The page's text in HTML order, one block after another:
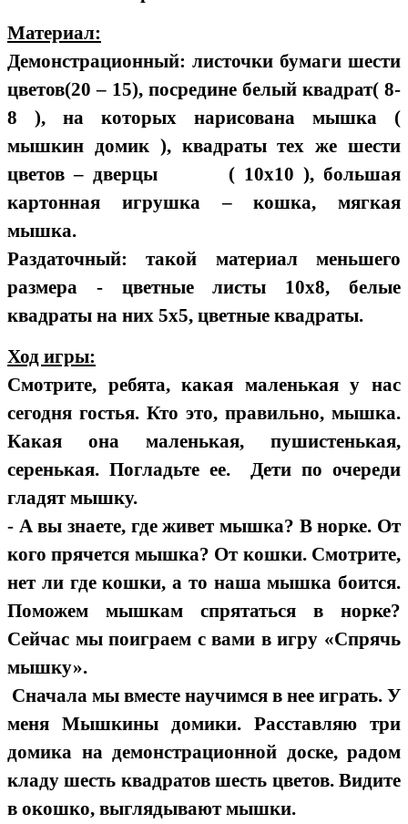
Материал:
Демонстрационный: листочки бумаги шести
цветов(20 – 15), посредине белый квадрат( 8-
8 ), на которых нарисована мышка (
мышкин домик ), квадраты тех же шести
цветов – дверцы ( 10х10 ), большая
картонная игрушка – кошка, мягкая
мышка.
Раздаточный: такой материал меньшего
размера - цветные листы 10х8, белые
квадраты на них 5х5, цветные квадраты.
Ход игры:
Смотрите, ребята, какая маленькая у нас
сегодня гостья. Кто это, правильно, мышка.
Какая она маленькая, пушистенькая,
серенькая. Погладьте ее. Дети по очереди
гладят мышку.
- А вы знаете, где живет мышка? В норке. От
кого прячется мышка? От кошки. Смотрите,
нет ли где кошки, а то наша мышка боится.
Поможем мышкам спрятаться в норке?
Сейчас мы поиграем с вами в игру «Спрячь
мышку».
Cначала мы вместе научимся в нее играть. У
меня Мышкины домики. Расставляю три
домика на демонстрационной доске, радом
кладу шесть квадратов шесть цветов. Видите
в окошко, выглядывают мышки.